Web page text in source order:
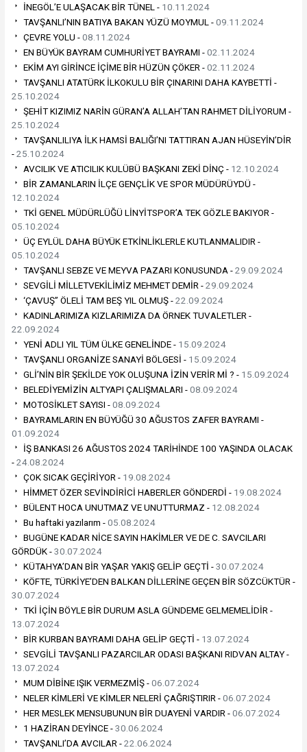
İNEGÖL’E ULAŞACAK BİR TÜNEL - 10.11.2024
TAVŞANLI’NIN BATIYA BAKAN YÜZÜ MOYMUL -09.11.2024
ÇEVRE YOLU -08.11.2024
EN BÜYÜK BAYRAM CUMHURİYET BAYRAMI -02.11.2024
EKİM AYI GİRİNCE İÇİME BİR HÜZÜN ÇÖKER -02.11.2024
TAVŞANLI ATATÜRK İLKOKULU BİR ÇINARINI DAHA KAYBETTİ -
25.10.2024
ŞEHİT KIZIMIZ NARİN GÜRAN’A ALLAH’TAN RAHMET DİLİYORUM -
25.10.2024
TAVŞANLILIYA İLK HAMSİ BALIĞI’NI TATTIRAN AJAN HÜSEYİN’DİR
-25.10.2024
AVCILIK VE ATICILIK KULÜBÜ BAŞKANI ZEKİ DİNÇ - 12.10.2024
BİR ZAMANLARIN İLÇE GENÇLİK VE SPOR MÜDÜRÜYDÜ -
12.10.2024
TKİ GENEL MÜDÜRLÜĞÜ LİNYİTSPOR’A TEK GÖZLE BAKIYOR -
05.10.2024
ÜÇ EYLÜL DAHA BÜYÜK ETKİNLİKLERLE KUTLANMALIDIR -
05.10.2024
TAVŞANLI SEBZE VE MEYVA PAZARI KONUSUNDA -29.09.2024
SEVGİLİ MİLLETVEKİLİMİZ MEHMET DEMİR -29.09.2024
‘ÇAVUŞ” ÖLELİ TAM BEŞ YIL OLMUŞ -22.09.2024
KADINLARIMIZA KIZLARIMIZA DA ÖRNEK TUVALETLER -
22.09.2024
YENİ ADLI YIL TÜM ÜLKE GENELİNDE - 15.09.2024
TAVŞANLI ORGANİZE SANAYİ BÖLGESİ - 15.09.2024
GLİ’NİN BİR ŞEKİLDE YOK OLUŞUNA İZİN VERİR Mİ ? - 15.09.2024
BELEDİYEMİZİN ALTYAPI ÇALIŞMALARI -08.09.2024
MOTOSİKLET SAYISI -08.09.2024
BAYRAMLARIN EN BÜYÜĞÜ 30 AĞUSTOS ZAFER BAYRAMI -
01.09.2024
İŞ BANKASI 26 AĞUSTOS 2024 TARİHİNDE 100 YAŞINDA OLACAK
-24.08.2024
ÇOK SICAK GEÇİRİYOR - 19.08.2024
HİMMET ÖZER SEVİNDİRİCİ HABERLER GÖNDERDİ - 19.08.2024
BÜLENT HOCA UNUTMAZ VE UNUTTURMAZ - 12.08.2024
Bu haftaki yazılarım -05.08.2024
BUGÜNE KADAR NİCE SAYIN HAKİMLER VE DE C. SAVCILARI
GÖRDÜK -30.07.2024
KÜTAHYA’DAN BİR YAŞAR YAKIŞ GELİP GEÇTİ -30.07.2024
KÖFTE, TÜRKİYE’DEN BALKAN DİLLERİNE GEÇEN BİR SÖZCÜKTÜR -
30.07.2024
TKİ İÇİN BÖYLE BİR DURUM ASLA GÜNDEME GELMEMELİDİR -
13.07.2024
BİR KURBAN BAYRAMI DAHA GELİP GEÇTİ - 13.07.2024
SEVGİLİ TAVŞANLI PAZARCILAR ODASI BAŞKANI RIDVAN ALTAY -
13.07.2024
MUM DİBİNE IŞIK VERMEZMİŞ -06.07.2024
NELER KİMLERİ VE KİMLER NELERİ ÇAĞRIŞTIRIR -06.07.2024
HER MESLEK MENSUBUNUN BİR DUAYENİ VARDIR -06.07.2024
1 HAZİRAN DEYİNCE -30.06.2024
TAVŞANLI’DA AVCILAR -22.06.2024